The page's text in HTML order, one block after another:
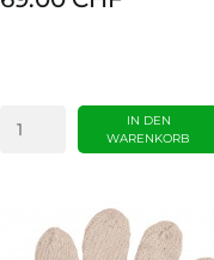
IN DEN
WARENKORB